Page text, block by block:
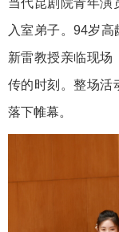
当代昆剧院青年演
入室弟子。 94岁高
新雷教授亲临现场
传的时刻 。整场活
落下帷幕。